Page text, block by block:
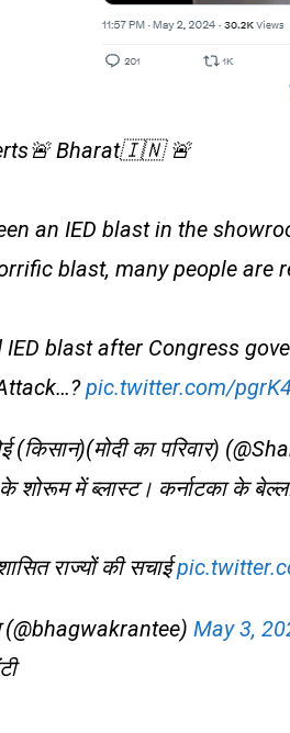
Bharat🇮🇳 🚨
an IED blast in the
blast, many people are
IED blast after Congress
pic.twitter.com/
(किसान)(मोदी का परिवार)
शोरूम में ब्लास्ट। कर्नाटका के
राज्यों की सचाई
(@bhagwakrantee) May 3,